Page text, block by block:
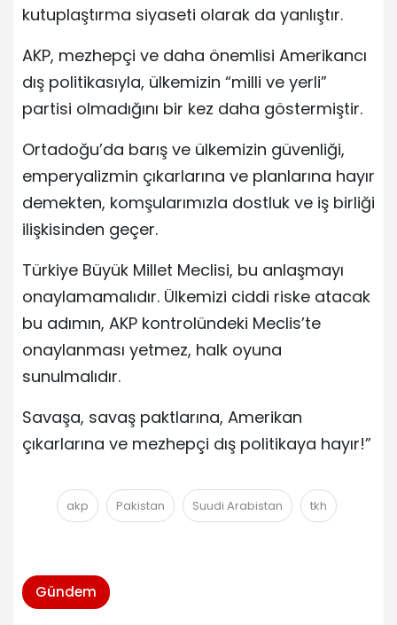
kutuplaştırma siyaseti olarak da yanlıştır.
AKP, mezhepçi ve daha önemlisi Amerikancı
dış politikasıyla, ülkemizin “milli ve yerli”
partisi olmadığını bir kez daha göstermiştir.
Ortadoğu’da barış ve ülkemizin güvenliği,
emperyalizmin çıkarlarına ve planlarına hayır
demekten, komşularımızla dostluk ve iş birliği
ilişkisinden geçer.
Türkiye Büyük Millet Meclisi, bu anlaşmayı
onaylamamalıdır. Ülkemizi ciddi riske atacak
bu adımın, AKP kontrolündeki Meclis’te
onaylanması yetmez, halk oyuna
sunulmalıdır.
Savaşa, savaş paktlarına, Amerikan
çıkarlarına ve mezhepçi dış politikaya hayır!”
akp Pakistan Suudi Arabistan tkh
Gündem